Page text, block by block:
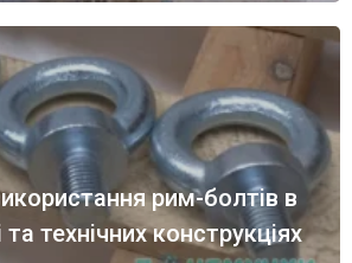
рим-болтів в
та технічних конструкціях